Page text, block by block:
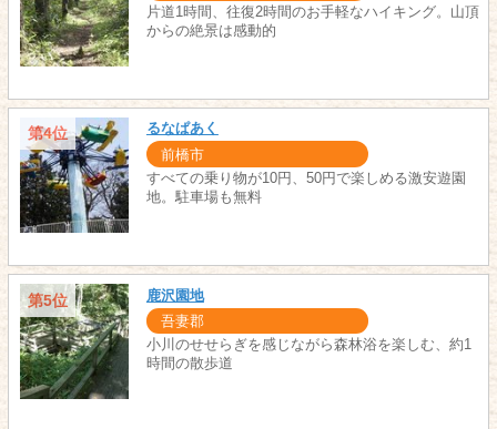
片道1時間、往復2時間のお手軽なハイキング。山頂
からの絶景は感動的
第4位 るなぱあく
前橋市
すべての乗り物が10円、50円で楽しめる激安遊園
地。駐車場も無料
第5位 鹿沢園地
吾妻郡
小川のせせらぎを感じながら森林浴を楽しむ、約1
時間の散歩道